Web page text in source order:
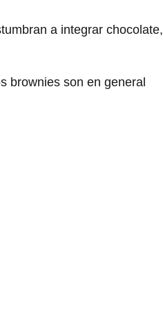
a integrar chocolate,
brownies son en general